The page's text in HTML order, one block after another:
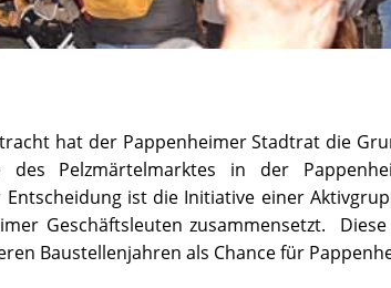
hat der Pappenheimer Stadtrat die
des Pelzmärtelmarktes in der
Entscheidung ist die Initiative einer
Geschäftsleuten zusammensetzt.
Baustellenjahren als Chance für